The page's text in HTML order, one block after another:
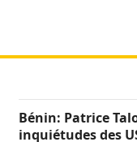
Bénin: Patrice
inquiétudes des